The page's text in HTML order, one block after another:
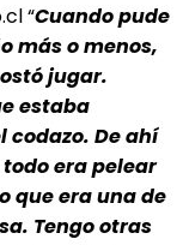
“Cuando pude
más o menos,
jugar.
estaba
De ahí
era pelear
que era una de
Tengo otras